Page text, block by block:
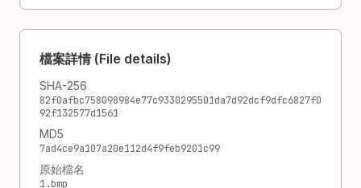
檔案詳情 (File details)
SHA-256
82f0afbc758098984e77c9330295501da7d92dcf9dfc6827f0
92f132577d1561
MD5
7ad4ce9a107a20e112d4f9feb9201c99
原始檔名
1.bmp